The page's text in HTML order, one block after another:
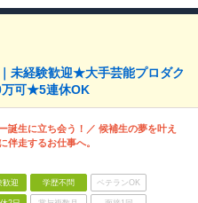
未経験歓迎★大手芸能プロダク
可★5連休OK
誕生に立ち会う！／ 候補生の夢を叶え
伴走するお仕事へ。
歓迎 学歴不問 ベテランOK